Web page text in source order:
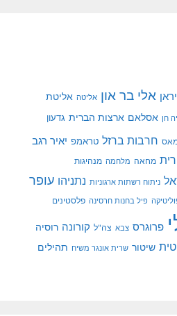
אלי בר און אליטה אליטת
חן אסלאם ארצות הברית גדעון
חרבות ברזל טראמפ יאיר רגב
מחאה מלחמה מנהיגות
ניתוח רשתות ארגוניות נתניהו עופר
פיל בחנות חרסינה פלסטינים
פרוגרס צבא צה"ל קורונה רוסיה
שיטור שרית אונגר משיח תהילים